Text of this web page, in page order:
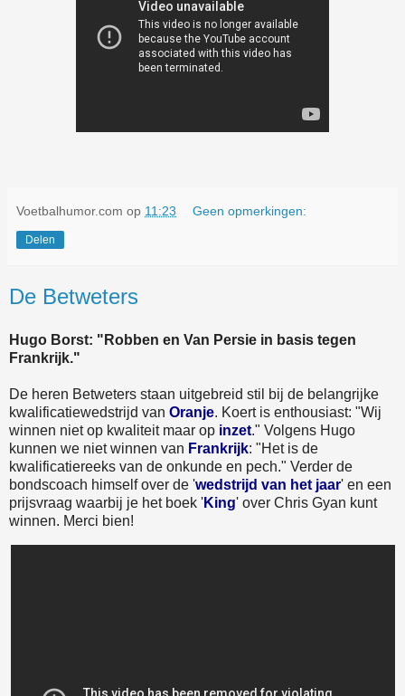
Voetbalhumor.com op 11:23 Geen opmerkingen:
Delen
De Betweters
Hugo Borst: "Robben en Van Persie in basis tegen
Frankrijk."
De heren Betweters staan uitgebreid stil bij de belangrijke
kwalificatiewedstrijd van Oranje. Koert is enthousiast: "Wij
winnen niet op kwaliteit maar op inzet." Volgens Hugo
kunnen we niet winnen van Frankrijk: "Het is de
kwalificatiereeks van de onkunde en pech." Verder de
bondscoach himself over de 'wedstrijd van het jaar' en een
prijsvraag waarbij je het boek 'King' over Chris Gyan kunt
winnen. Merci bien!